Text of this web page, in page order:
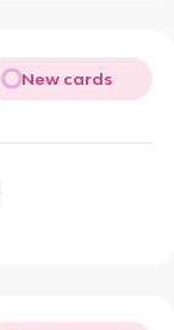
New cards